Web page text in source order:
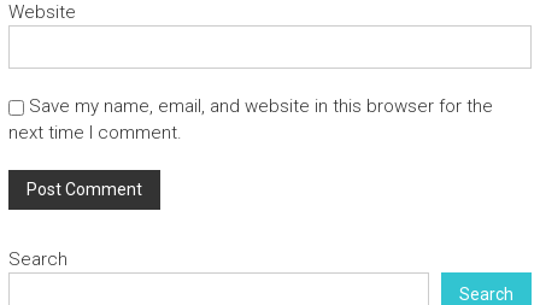
Website
Save my name, email, and website in this browser for the
next time I comment.
Search
Search